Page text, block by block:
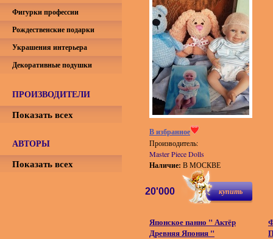
В избранное
Производитель:
Master Piece Dolls
Наличие: В МОСКВЕ
купить
20'000
Японское панно " Актёр
Древняя Япония "
Фигурки профессии
Рождественские подарки
Украшения интерьера
Декоративные подушки
ПРОИЗВОДИТЕЛИ
Показать всех
АВТОРЫ
Показать всех